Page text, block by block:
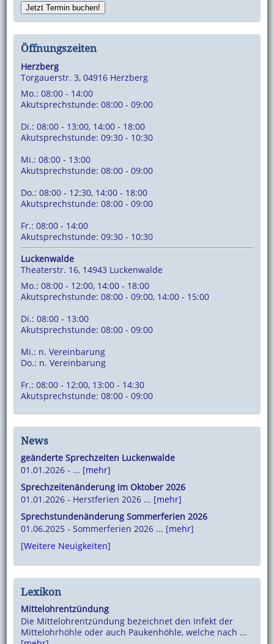
Jetzt Termin buchen!
Öffnungszeiten
Herzberg
Torgauerstr. 3, 04916 Herzberg
Mo.: 08:00 - 14:00
Akutsprechstunde: 08:00 - 09:00
Di.: 08:00 - 13:00, 14:00 - 18:00
Akutsprechstunde: 09:30 - 10:30
Mi.: 08:00 - 13:00
Akutsprechstunde: 08:00 - 09:00
Do.: 08:00 - 12:30, 14:00 - 18:00
Akutsprechstunde: 08:00 - 09:00
Fr.: 08:00 - 14:00
Akutsprechstunde: 09:30 - 10:30
Luckenwalde
Theaterstr. 16, 14943 Luckenwalde
Mo.: 08:00 - 12:00, 14:00 - 18:00
Akutsprechstunde: 08:00 - 09:00, 14:00 - 15:00
Di.: 08:00 - 13:00
Akutsprechstunde: 08:00 - 09:00
Mi.: n. Vereinbarung
Do.: n. Vereinbarung
Fr.: 08:00 - 12:00, 13:00 - 14:30
Akutsprechstunde: 08:00 - 09:00
News
geänderte Sprechzeiten Luckenwalde
01.01.2026 - ... [mehr]
Sprechzeitenänderung im Oktober 2026
01.01.2026 - Herstferien 2026 ... [mehr]
Sprechstundenänderung Sommerferien 2026
01.06.2025 - Sommerferien 2026 ... [mehr]
[Weitere Neuigkeiten]
Lexikon
Mittelohrentzündung
Die Mittelohrentzündung bezeichnet den Infekt der
Mittelohrhöhle oder auch Paukenhöhle, welche nach ...